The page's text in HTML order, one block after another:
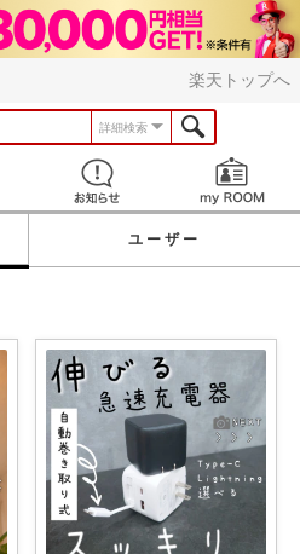
楽天トップへ
詳細検索
見つける お知らせ
ユーザー